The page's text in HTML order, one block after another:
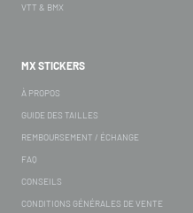
VTT & BMX
MX STICKERS
À PROPOS
GUIDE DES TAILLES
REMBOURSEMENT / ÉCHANGE
FAQ
CONSEILS
CONDITIONS GÉNÉRALES DE VENTE